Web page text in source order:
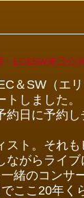
- EC&SW来日公
＆SW（エ
しました。
日に予約し
スト。それ
がらライブ
緒のコンサ
ここ20年く